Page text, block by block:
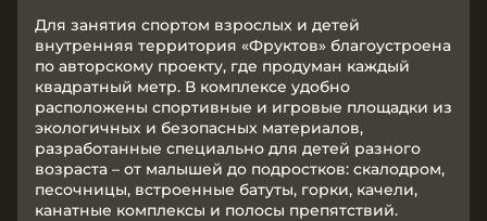
Для занятия спортом взрослых и детей
внутренняя территория «Фруктов» благоустроена
по авторскому проекту, где продуман каждый
квадратный метр. В комплексе удобно
расположены спортивные и игровые площадки из
экологичных и безопасных материалов,
разработанные специально для детей разного
возраста – от малышей до подростков: скалодром,
песочницы, встроенные батуты, горки, качели,
канатные комплексы и полосы препятствий.